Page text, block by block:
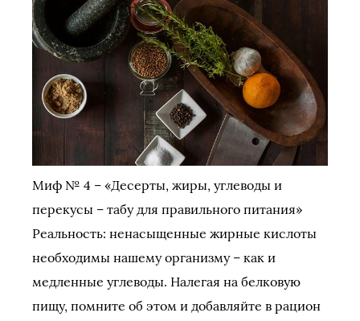
Миф № 4 – «Десерты, жиры, углеводы и
перекусы – табу для правильного питания»
Реальность: ненасыщенные жирные кислоты
необходимы нашему организму – как и
медленные углеводы. Налегая на белковую
пищу, помните об этом и добавляйте в рацион